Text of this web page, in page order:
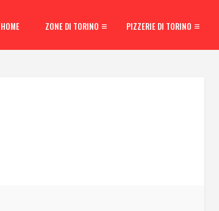
HOME ZONE DI TORINO PIZZERIE DI TORINO